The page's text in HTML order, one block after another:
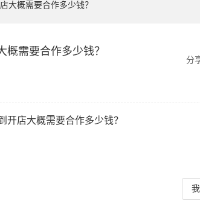
找创投机构
大概需要合作多少钱？
需要合作多少钱？
分
开店大概需要合作多少钱？